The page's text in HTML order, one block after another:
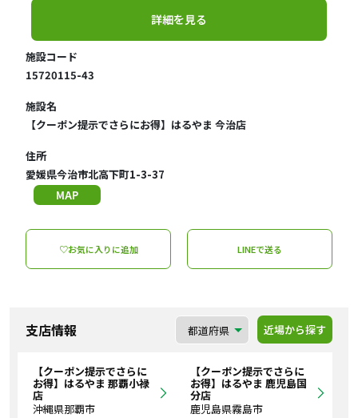
詳細を見る
施設コード
15720115-43
施設名
【クーポン提示でさらにお得】はるやま 今治店
住所
愛媛県今治市北高下町1-3-37
MAP
♡お気に入りに追加 LINEで送る
支店情報 近場から探す
【クーポン提示でさらに
お得】はるやま 那覇小禄
店
沖縄県那覇市
【クーポン提示でさらに
お得】はるやま 鹿児島国
分店
鹿児島県霧島市